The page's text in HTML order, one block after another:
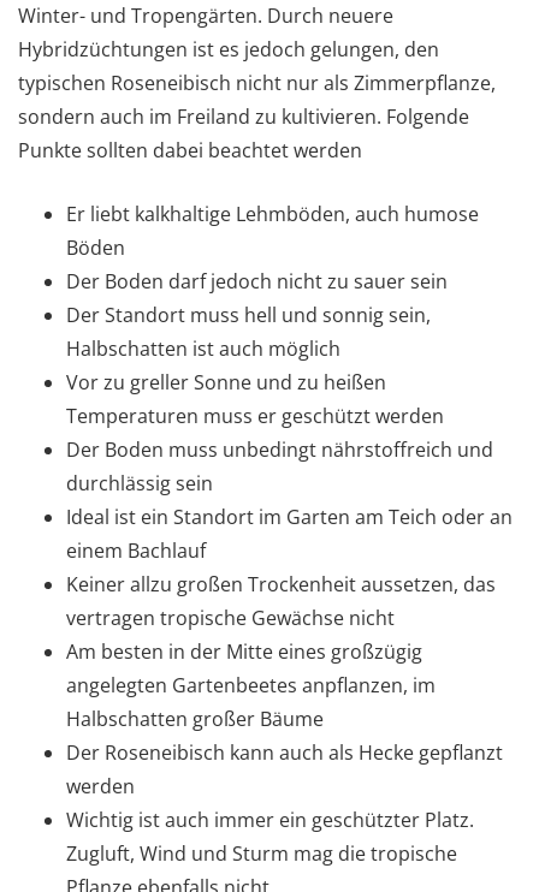
Winter- und Tropengärten. Durch neuere
Hybridzüchtungen ist es jedoch gelungen, den
typischen Roseneibisch nicht nur als Zimmerpflanze,
sondern auch im Freiland zu kultivieren. Folgende
Punkte sollten dabei beachtet werden
Er liebt kalkhaltige Lehmböden, auch humose
Böden
Der Boden darf jedoch nicht zu sauer sein
Der Standort muss hell und sonnig sein,
Halbschatten ist auch möglich
Vor zu greller Sonne und zu heißen
Temperaturen muss er geschützt werden
Der Boden muss unbedingt nährstoffreich und
durchlässig sein
Ideal ist ein Standort im Garten am Teich oder an
einem Bachlauf
Keiner allzu großen Trockenheit aussetzen, das
vertragen tropische Gewächse nicht
Am besten in der Mitte eines großzügig
angelegten Gartenbeetes anpflanzen, im
Halbschatten großer Bäume
Der Roseneibisch kann auch als Hecke gepflanzt
werden
Wichtig ist auch immer ein geschützter Platz.
Zugluft, Wind und Sturm mag die tropische